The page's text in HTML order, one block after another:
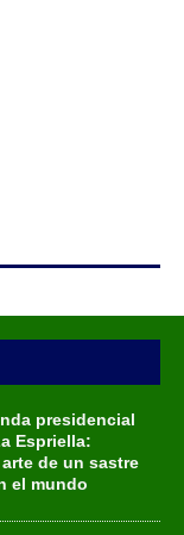
presidencial
Espriella:
de un sastre
el mundo